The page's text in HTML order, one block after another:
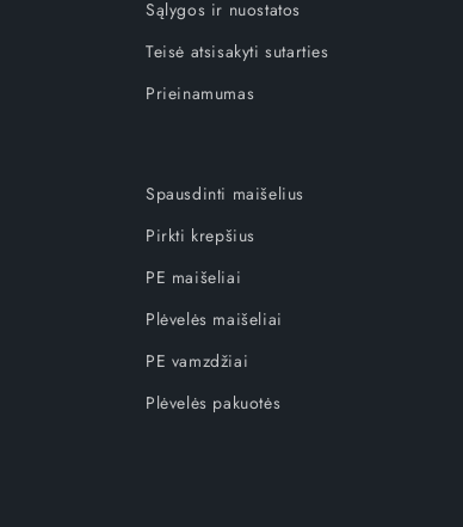
Sąlygos ir nuostatos
Teisė atsisakyti sutarties
Prieinamumas
Spausdinti maišelius
Pirkti krepšius
PE maišeliai
Plėvelės maišeliai
PE vamzdžiai
Plėvelės pakuotės